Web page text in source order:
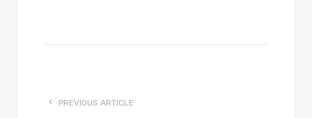
PREVIOUS ARTICLE